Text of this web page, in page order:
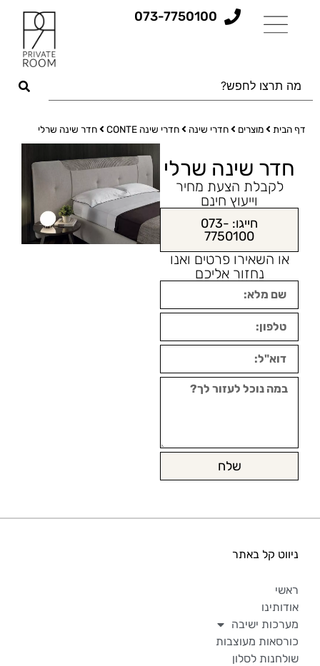
073-7750100
דף הבית מוצרים חדרי שינה חדרי שינה CONTE חדר שינה שרלי
חדר שינה שרלי
לקבלת הצעת מחיר
וייעוץ חינם
חייגו: 073-
7750100
או השאירו פרטים ואנו
נחזור אליכם
שלח
ניווט קל באתר
ראשי
אודותינו
מערכות ישיבה
כורסאות מעוצבות
שולחנות לסלון